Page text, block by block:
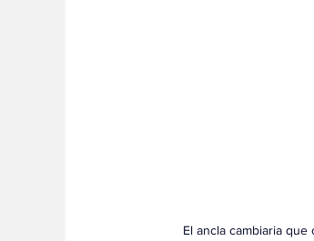
El ancla cambiaria